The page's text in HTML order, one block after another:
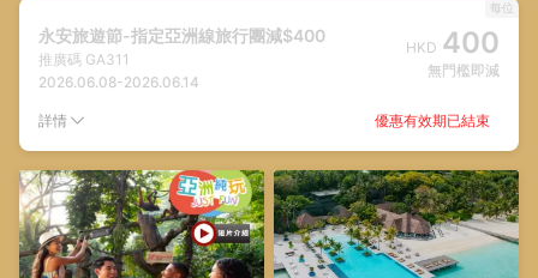
永安旅遊節-指定亞洲線旅行團減$400
推廣碼 GA311
2026.06.08-2026.06.14
HKD 400
無門檻即減
每位
詳情 優惠有效期已結束